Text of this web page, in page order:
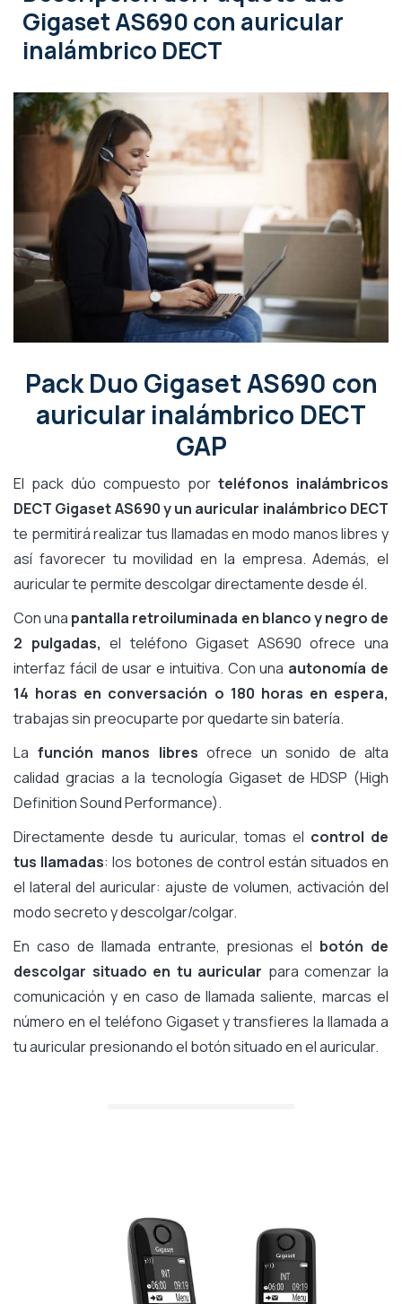
Gigaset AS690 con auricular
inalámbrico DECT
Pack Duo Gigaset AS690 con
auricular inalámbrico DECT
GAP
El pack dúo compuesto por teléfonos inalámbricos
DECT Gigaset AS690 y un auricular inalámbrico DECT
te permitirá realizar tus llamadas en modo manos libres y
así favorecer tu movilidad en la empresa. Además, el
auricular te permite descolgar directamente desde él.
Con una pantalla retroiluminada en blanco y negro de
2 pulgadas, el teléfono Gigaset AS690 ofrece una
interfaz fácil de usar e intuitiva. Con una autonomía de
14 horas en conversación o 180 horas en espera,
trabajas sin preocuparte por quedarte sin batería.
La función manos libres ofrece un sonido de alta
calidad gracias a la tecnología Gigaset de HDSP (High
Definition Sound Performance).
Directamente desde tu auricular, tomas el control de
tus llamadas: los botones de control están situados en
el lateral del auricular: ajuste de volumen, activación del
modo secreto y descolgar/colgar.
En caso de llamada entrante, presionas el botón de
descolgar situado en tu auricular para comenzar la
comunicación y en caso de llamada saliente, marcas el
número en el teléfono Gigaset y transfieres la llamada a
tu auricular presionando el botón situado en el auricular.